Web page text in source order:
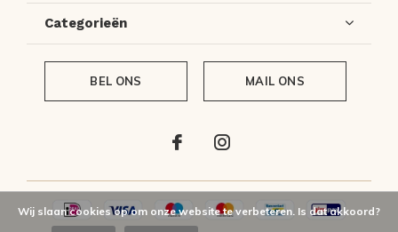
Categorieën
BEL ONS MAIL ONS
Wij slaan cookies op om onze website te verbeteren. Is dat akkoord?